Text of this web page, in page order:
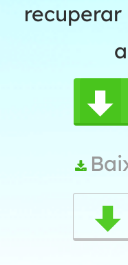
recuperar


